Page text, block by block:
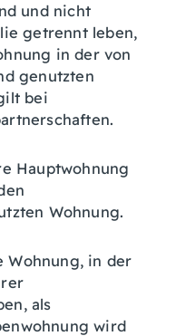
und nicht
getrennt leben,
in der von
genutzten
bei
Hauptwohnung
Wohnung.
in der
als
wird